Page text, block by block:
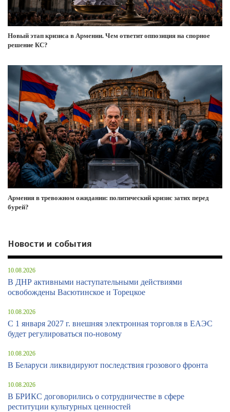
Новый этап кризиса в Армении. Чем ответит оппозиция на спорное
решение КС?
Армения в тревожном ожидании: политический кризис затих перед
бурей?
Новости и события
10.08.2026
В ДНР активными наступательными действиями
освобождены Васютинское и Торецкое
10.08.2026
С 1 января 2027 г. внешняя электронная торговля в ЕАЭС
будет регулироваться по-новому
10.08.2026
В Беларуси ликвидируют последствия грозового фронта
10.08.2026
В БРИКС договорились о сотрудничестве в сфере
реституции культурных ценностей